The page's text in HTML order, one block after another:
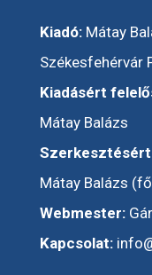
Kiadó:Mátay
Székesfehérvár
Kiadásért
Mátay Balázs
Mátay Balázs
Webmester:
Kapcsolat: